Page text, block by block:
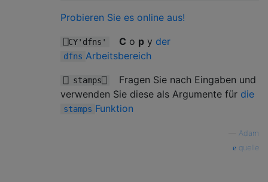
Probieren Sie es online aus!
⎕CY'dfns' C o p y der
dfns Arbeitsbereich
⎕ stamps⎕
Fragen Sie nach Eingaben und
verwenden Sie diese als Argumente für die
stamps Funktion
Adam
quelle